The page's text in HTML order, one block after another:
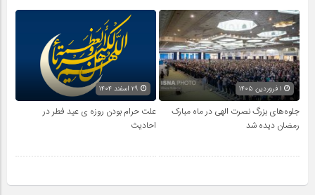
جلوه‌های بزرگ نصرت الهی در ماه مبارک
رمضان دیده شد
علت حرام بودن روزه ی عید فطر در
احادیث